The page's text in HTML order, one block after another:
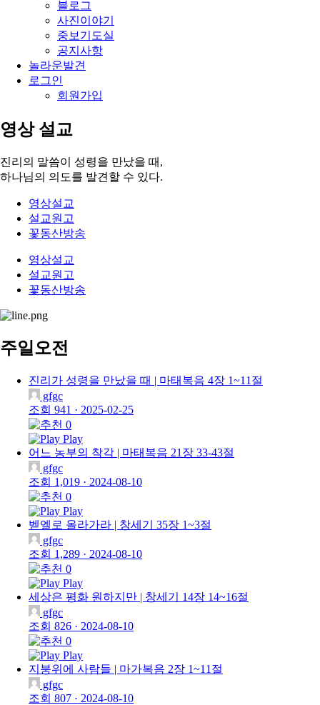
블로그
사진이야기
중보기도실
공지사항
놀라운발견
로그인
회원가입
영상 설교
진리의 말씀이 성령을 만났을 때,
하나님의 의도를 발견할 수 있다.
영상설교
설교원고
꽃동산방송
영상설교
설교원고
꽃동산방송
주일오전
진리가 성령을 만났을 때 | 마태복음 4장 1~11절
gfgc
조회 941 · 2025-02-25
0
Play
어느 농부의 착각 | 마태복음 21장 33-43절
gfgc
조회 1,019 · 2024-08-10
0
Play
벧엘로 올라가라 | 창세기 35장 1~3절
gfgc
조회 1,289 · 2024-08-10
0
Play
세상은 평화 원하지만 | 창세기 14장 14~16절
gfgc
조회 826 · 2024-08-10
0
Play
지붕위에 사람들 | 마가복음 2장 1~11절
gfgc
조회 807 · 2024-08-10